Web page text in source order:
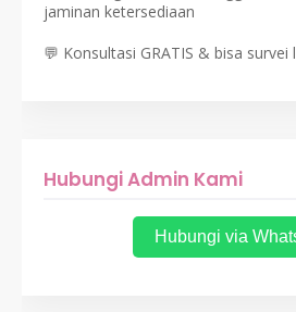
jaminan ketersediaan
💬 Konsultasi GRATIS & bisa survei
Hubungi Admin Kami
Hubungi via